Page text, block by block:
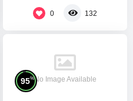
Muhammed Dayf tüm…
0 132
No Image Available
95%